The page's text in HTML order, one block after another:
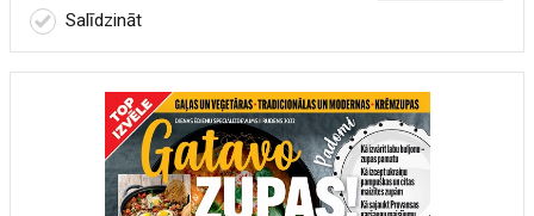
Salīdzināt